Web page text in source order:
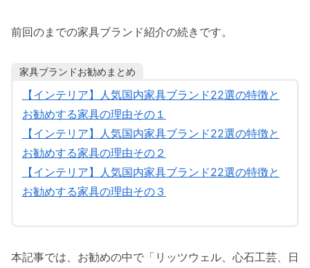
前回のまでの家具ブランド紹介の続きです。
家具ブランドお勧めまとめ
【インテリア】人気国内家具ブランド22選の特徴と
お勧めする家具の理由その１
【インテリア】人気国内家具ブランド22選の特徴と
お勧めする家具の理由その２
【インテリア】人気国内家具ブランド22選の特徴と
お勧めする家具の理由その３
本記事では、お勧めの中で「リッツウェル、心石工芸、日